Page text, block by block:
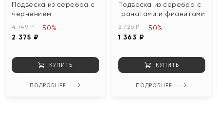
Подвеска из серебра с
чернением
4 749 ₽
2 375 ₽
-50%
КУПИТЬ
ПОДРОБНЕЕ
Подвеска из серебра с
гранатами и фианитами
2 726 ₽
1 363 ₽
-50%
КУПИТЬ
ПОДРОБНЕЕ